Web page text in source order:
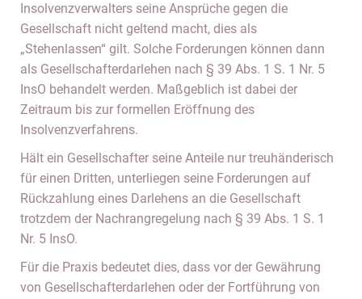
Insolvenzverwalters seine Ansprüche gegen die
Gesellschaft nicht geltend macht, dies als
„Stehenlassen“ gilt. Solche Forderungen können dann
als Gesellschafterdarlehen nach § 39 Abs. 1 S. 1 Nr. 5
InsO behandelt werden. Maßgeblich ist dabei der
Zeitraum bis zur formellen Eröffnung des
Insolvenzverfahrens.
Hält ein Gesellschafter seine Anteile nur treuhänderisch
für einen Dritten, unterliegen seine Forderungen auf
Rückzahlung eines Darlehens an die Gesellschaft
trotzdem der Nachrangregelung nach § 39 Abs. 1 S. 1
Nr. 5 InsO.
Für die Praxis bedeutet dies, dass vor der Gewährung
von Gesellschafterdarlehen oder der Fortführung von